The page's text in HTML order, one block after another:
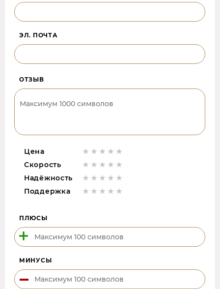
ЭЛ. ПОЧТА
ОТЗЫВ
Цена
Скорость
Надёжность
Поддержка
ПЛЮСЫ
МИНУСЫ